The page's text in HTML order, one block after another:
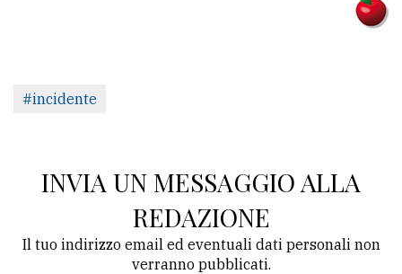
#incidente
INVIA UN MESSAGGIO ALLA
REDAZIONE
Il tuo indirizzo email ed eventuali dati personali non
verranno pubblicati.